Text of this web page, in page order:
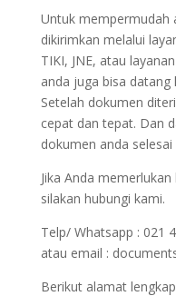
Untuk mempermudah
dikirimkan melalui
TIKI, JNE, atau
anda juga bisa
Setelah dokumen
cepat dan tepat. Dan
dokumen anda
Jika Anda
silakan hubungi kami.
Telp/ Whatsapp : 021
atau email :
Berikut alamat